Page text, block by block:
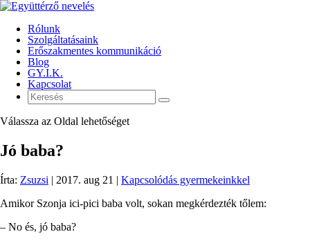
Rólunk
Szolgáltatásaink
Erőszakmentes kommunikáció
Blog
GY.I.K.
Kapcsolat
Válassza az Oldal lehetőséget
Jó baba?
Írta: Zsuzsi | 2017. aug 21 | Kapcsolódás gyermekeinkkel
Amikor Szonja ici-pici baba volt, sokan megkérdezték tőlem:
– No és, jó baba?